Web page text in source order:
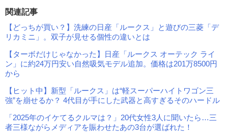
関連記事
【どっちが買い？】洗練の日産「ルークス」と遊びの三菱「デ
リカミニ」。双子が見せる個性の違いとは
【ターボだけじゃなかった】日産「ルークス オーテック ライ
ン」に約24万円安い自然吸気モデル追加。価格は201万8500円
から
【ヒット中】新型「ルークス」は“軽スーパーハイトワゴン三
強”を崩せるか？ 4代目が手にした武器と高すぎるそのハードル
「2025年のイケてるクルマは？」20代女性3人に聞いたら…三
者三様ながらメディアを賑わせたあの3台が選ばれた！